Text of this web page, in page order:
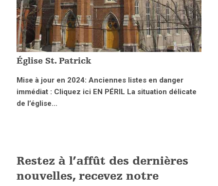
Église St. Patrick
Mise à jour en 2024: Anciennes listes en danger
immédiat : Cliquez ici EN PÉRIL La situation délicate
de l’église...
Restez à l’affût des dernières
nouvelles, recevez notre